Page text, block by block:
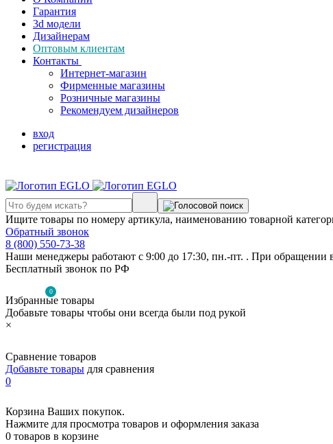
Гарантия
3d модели
Дизайнерам
Оптовым клиентам
Контакты
Интернет-магазин
Фирменные магазины
Розничные магазины
Рекомендуем дизайнеров
вход
регистрация
Ищите товары по номеру артикула, наименованию товарной
Обратный звонок
8 (800) 550-73-38
Наши менеджеры работают с 9:00 до 17:30, пн.-пт. . При обращении
Бесплатный звонок по РФ
0
Избранные товары
Добавьте товары чтобы они всегда были под рукой
×
Сравнение товаров
Добавьте товары для сравнения
0
Корзина Ваших покупок.
Нажмите для просмотра товаров и оформления заказа
0 товаров в корзине